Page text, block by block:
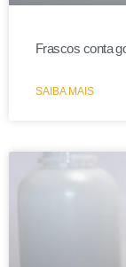
Frascos conta
SAIBA MAIS